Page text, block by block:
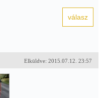
Elküldve: 2015.07.12. 23:57